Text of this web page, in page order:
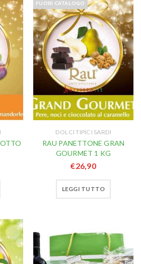
FUORI CATALOGO
DOLCI TIPICI SARDI
RAU PANETTONE GRAN
GOURMET 1 KG
€26,90
LEGGI TUTTO